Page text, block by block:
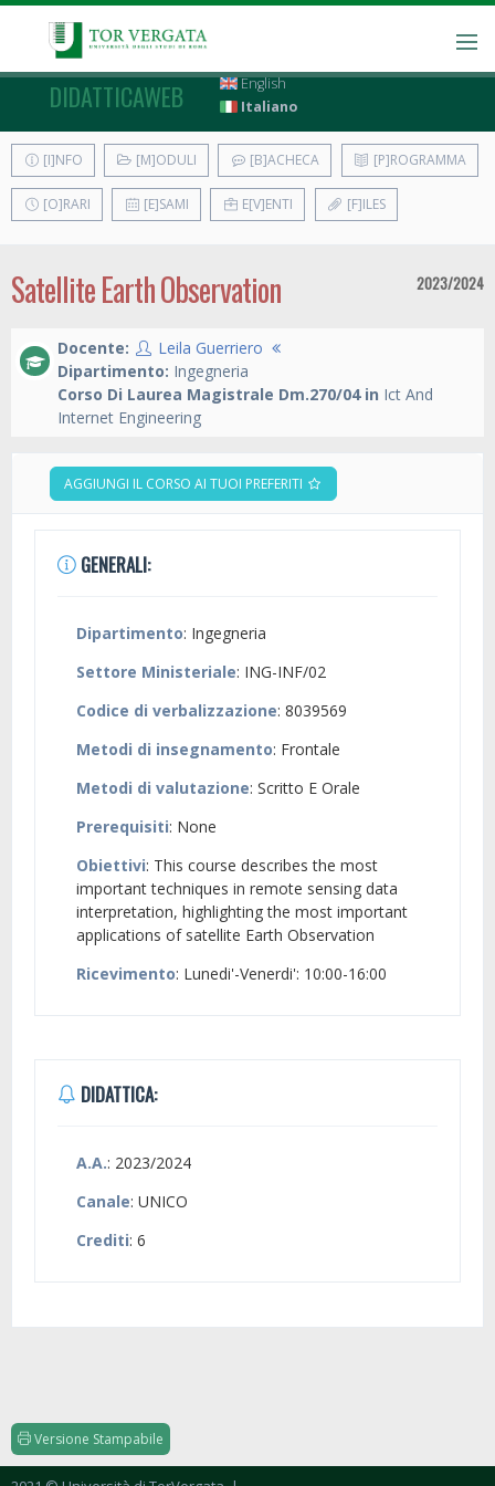
DIDATTICAWEB
English
Italiano
[I]NFO [M]ODULI [B]ACHECA [P]ROGRAMMA
[O]RARI [E]SAMI E[V]ENTI [F]ILES
Satellite Earth Observation 2023/2024
Docente:
Leila Guerriero
Dipartimento: Ingegneria
Corso Di Laurea Magistrale Dm.270/04 in Ict And
Internet Engineering
AGGIUNGI IL CORSO AI TUOI PREFERITI
GENERALI:
Dipartimento: Ingegneria
Settore Ministeriale: ING-INF/02
Codice di verbalizzazione: 8039569
Metodi di insegnamento: Frontale
Metodi di valutazione: Scritto E Orale
Prerequisiti: None
Obiettivi: This course describes the most
important techniques in remote sensing data
interpretation, highlighting the most important
applications of satellite Earth Observation
Ricevimento: Lunedi'-Venerdi': 10:00-16:00
DIDATTICA:
A.A.: 2023/2024
Canale: UNICO
Crediti: 6
Versione Stampabile